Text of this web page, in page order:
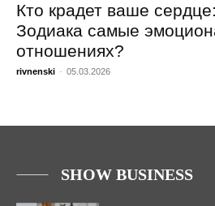
Кто крадет ваше
Зодиака самые
отношениях?
rivnenski - 05.03.2026
SHOW BUSINESS